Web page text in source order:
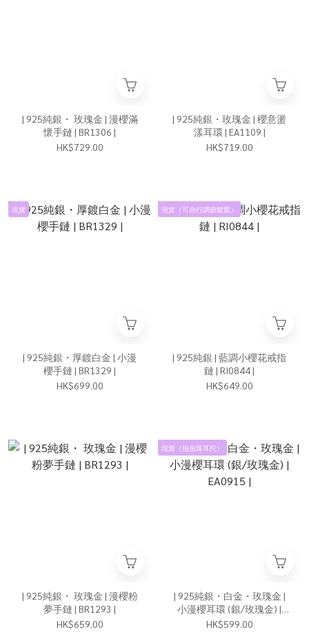
| 925純銀・ 玫瑰金 | 漫櫻滿
懷手鏈 | BR1306 |
HK$729.00
| 925純銀・玫瑰金 | 櫻意盪
漾耳環 | EA1109 |
HK$719.00
現貨
| 925純銀・厚鍍白金 | 小漫
櫻手鏈 | BR1329 |
HK$699.00
現貨（可自行調節鬆緊）
| 925純銀 | 藍調小櫻花戒指
鏈 | RI0844 |
HK$649.00
| 925純銀・ 玫瑰金 | 漫櫻粉
夢手鏈 | BR1293 |
HK$659.00
現貨（扭扭珠耳托）
| 925純銀・白金・玫瑰金 |
小漫櫻耳環 (銀/玫瑰金) |
EA0915 |
HK$599.00